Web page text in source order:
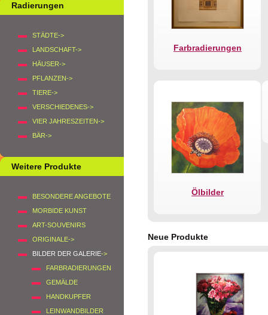
Radierungen
STÄDTE->
LANDSCHAFT->
HÄUSER->
PFLANZEN->
TIERE->
VERSCHIEDENES->
VIER JAHRESZEITEN->
BÄR->
Weitere Produkte
BESONDERE ANGEBOTE
MORBIDE KUNST
ART-SOUVENIRS
ORIGINALE->
BILDER DER GALERIE->
FARBRADIERUNGEN
GEMÄLDE
HANDKUPFER
LEINWANDBILDER
Farbradierungen
Ölbilder
Neue Produkte